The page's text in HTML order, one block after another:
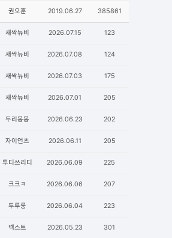
권오훈 2019.06.27 385861
새싹뉴비 2026.07.15 123
새싹뉴비 2026.07.08 124
새싹뉴비 2026.07.03 175
새싹뉴비 2026.07.01 205
두리몽몽 2026.06.23 202
자이언츠 2026.06.11 205
투디쓰리디 2026.06.09 225
크크ㅋ 2026.06.06 207
두루룽 2026.06.04 223
넥스트 2026.05.23 301